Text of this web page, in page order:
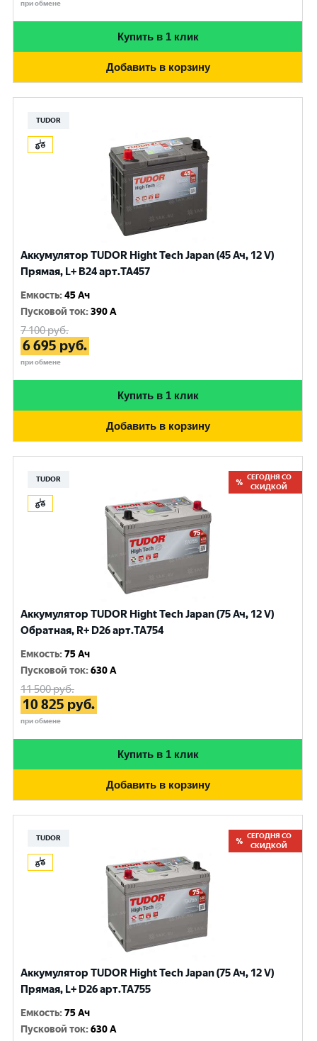
при обмене
Купить в 1 клик
Добавить в корзину
TUDOR
Аккумулятор TUDOR Hight Tech Japan (45 Ач, 12 V)
Прямая, L+ B24 арт.TA457
Емкость:45 Ач
Пусковой ток:390 A
7 100руб.
6 695 руб.
при обмене
Купить в 1 клик
Добавить в корзину
TUDOR
СЕГОДНЯ СО
СКИДКОЙ
Аккумулятор TUDOR Hight Tech Japan (75 Ач, 12 V)
Обратная, R+ D26 арт.TA754
Емкость:75 Ач
Пусковой ток:630 A
11 500руб.
10 825 руб.
при обмене
Купить в 1 клик
Добавить в корзину
TUDOR
СЕГОДНЯ СО
СКИДКОЙ
Аккумулятор TUDOR Hight Tech Japan (75 Ач, 12 V)
Прямая, L+ D26 арт.TA755
Емкость:75 Ач
Пусковой ток:630 A